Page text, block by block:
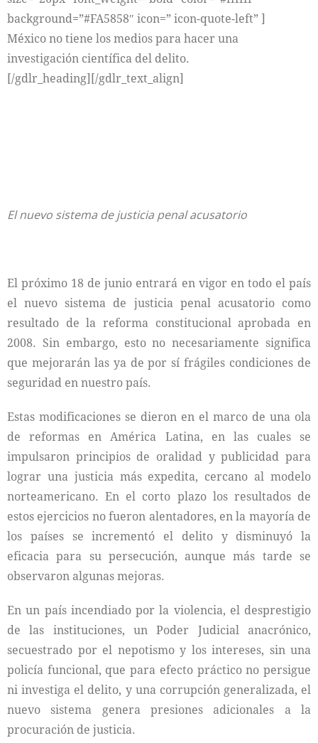
background=”#FA5858″ icon=” icon-quote-left” ]
México no tiene los medios para hacer una
investigación científica del delito.
[/gdlr_heading][/gdlr_text_align]
El nuevo sistema de justicia penal acusatorio
El próximo 18 de junio entrará en vigor en todo el país
el nuevo sistema de justicia penal acusatorio como
resultado de la reforma constitucional aprobada en
2008. Sin embargo, esto no necesariamente significa
que mejorarán las ya de por sí frágiles condiciones de
seguridad en nuestro país.
Estas modificaciones se dieron en el marco de una ola
de reformas en América Latina, en las cuales se
impulsaron principios de oralidad y publicidad para
lograr una justicia más expedita, cercano al modelo
norteamericano. En el corto plazo los resultados de
estos ejercicios no fueron alentadores, en la mayoría de
los países se incrementó el delito y disminuyó la
eficacia para su persecución, aunque más tarde se
observaron algunas mejoras.
En un país incendiado por la violencia, el desprestigio
de las instituciones, un Poder Judicial anacrónico,
secuestrado por el nepotismo y los intereses, sin una
policía funcional, que para efecto práctico no persigue
ni investiga el delito, y una corrupción generalizada, el
nuevo sistema genera presiones adicionales a la
procuración de justicia.